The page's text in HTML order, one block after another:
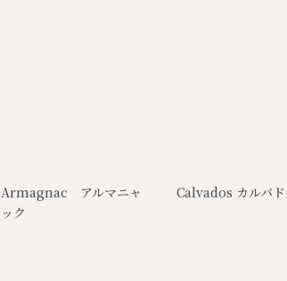
Armagnac アルマニャ
ック
Calvados カルバ